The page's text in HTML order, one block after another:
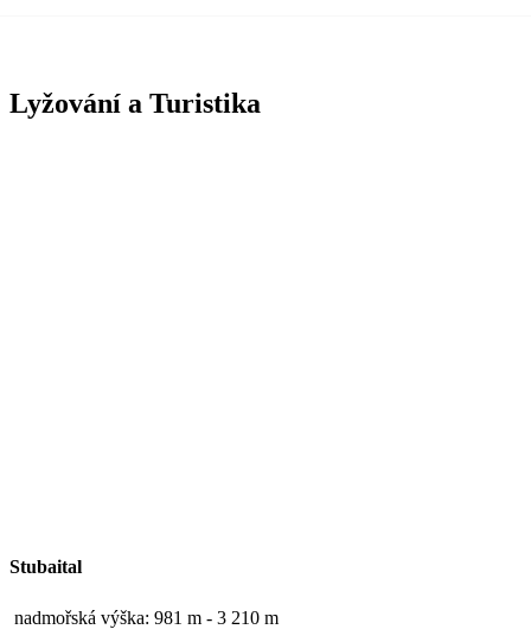
Lyžování a Turistika
Stubaital
nadmořská výška: 981 m - 3 210 m